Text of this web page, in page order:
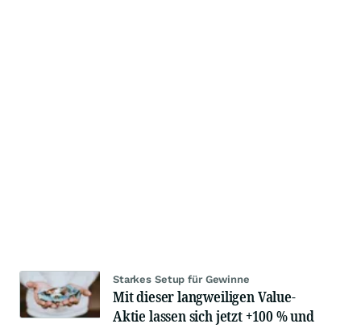
Starkes Setup für Gewinne
Mit dieser langweiligen Value-
Aktie lassen sich jetzt +100 % und